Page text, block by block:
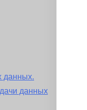
данных.
данных